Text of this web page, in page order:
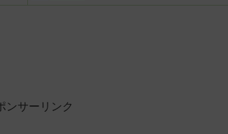
ンサーリンク